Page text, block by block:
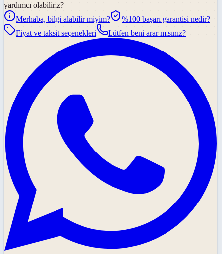
yardımcı olabiliriz?
Merhaba, bilgi alabilir miyim?
%100 başarı garantisi nedir?
Fiyat ve taksit seçenekleri
Lütfen beni arar mısınız?